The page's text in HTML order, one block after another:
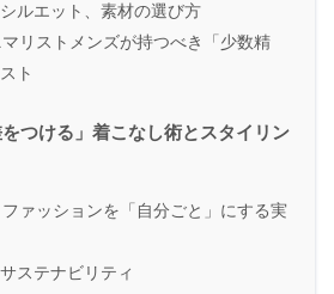
ルエット、素材の選び方
リストメンズが持つべき「少数精
ト
つける」着こなし術とスタイリン
ァッションを「自分ごと」にする実
ステナビリティ